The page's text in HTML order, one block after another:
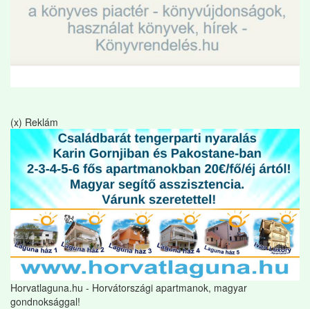
(x) Reklám
Horvatlaguna.hu - Horvátországi apartmanok, magyar
gondnoksággal!